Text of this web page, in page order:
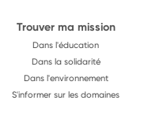
Trouver ma mission
Dans l'éducation
Dans la solidarité
Dans l'environnement
S'informer sur les domaines